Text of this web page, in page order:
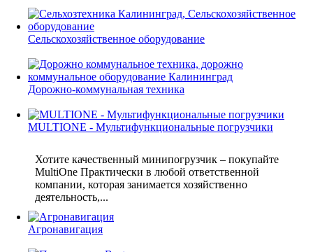
Сельскохозяйственное оборудование
Дорожно-коммунальная техника
MULTIONE - Мультифункциональные погрузчики
Хотите качественный минипогрузчик – покупайте
MultiOne Практически в любой ответственной
компании, которая занимается хозяйственно
деятельность,...
Агронавигация